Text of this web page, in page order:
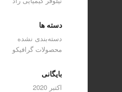
دسته ها
دسته‌بندی نشده
محصولات گرافیکو
بایگانی
اکتبر 2020